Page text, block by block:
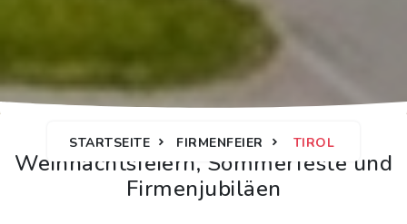
STARTSEITE FIRMENFEIER TIROL
Weihnachtsfeiern, Sommerfeste und
Firmenjubiläen